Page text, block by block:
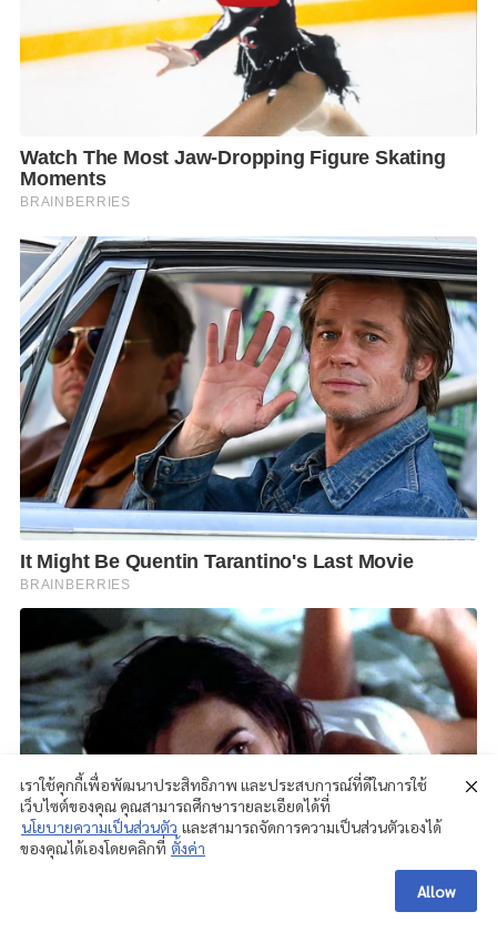
เราใช้คุกกี้เพื่อพัฒนาประสิทธิภาพ และประสบการณ์ที่ดีในการใช้
เว็บไซต์ของคุณ คุณสามารถศึกษารายละเอียดได้ที่
นโยบายความเป็นส่วนตัว และสามารถจัดการความเป็นส่วนตัวเองได้
ของคุณได้เองโดยคลิกที่ ตั้งค่า
Allow